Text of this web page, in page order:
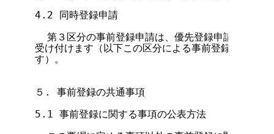
4.2 同時登録申請
第３区分の事前登録申請は、優先登録申請の期間
受け付けます（以下この区分による事前登録申請を
す）。
５. 事前登録の共通事項
5.1 事前登録に関する事項の公表方法